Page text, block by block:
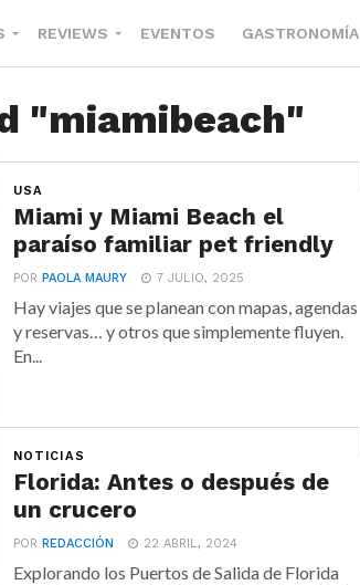
REVIEWS EVENTOS GASTRONOMÍA
"miamibeach"
USA
Miami y Miami Beach el
paraíso familiar pet friendly
PORPAOLA MAURY 7 JULIO, 2025
Hay viajes que se planean con mapas, agendas
y reservas… y otros que simplemente fluyen.
En...
NOTICIAS
Florida: Antes o después de
un crucero
PORREDACCIÓN 22 ABRIL, 2024
Explorando los Puertos de Salida de Florida